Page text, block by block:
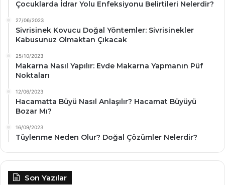
Çocuklarda İdrar Yolu Enfeksiyonu Belirtileri Nelerdir?
27/06/2023
Sivrisinek Kovucu Doğal Yöntemler: Sivrisinekler
Kabusunuz Olmaktan Çıkacak
25/10/2023
Makarna Nasıl Yapılır: Evde Makarna Yapmanın Püf
Noktaları
12/06/2023
Hacamatta Büyü Nasıl Anlaşılır? Hacamat Büyüyü
Bozar Mı?
16/09/2023
Tüylenme Neden Olur? Doğal Çözümler Nelerdir?
Son Yazılar